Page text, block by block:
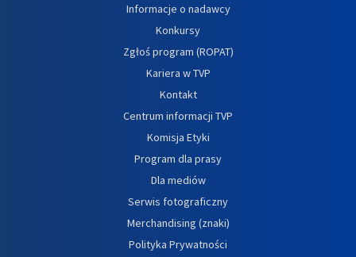
Informacje o nadawcy
Konkursy
Zgłoś program (ROPAT)
Kariera w TVP
Kontakt
Centrum informacji TVP
Komisja Etyki
Program dla prasy
Dla mediów
Serwis fotograficzny
Merchandising (znaki)
Polityka Prywatności